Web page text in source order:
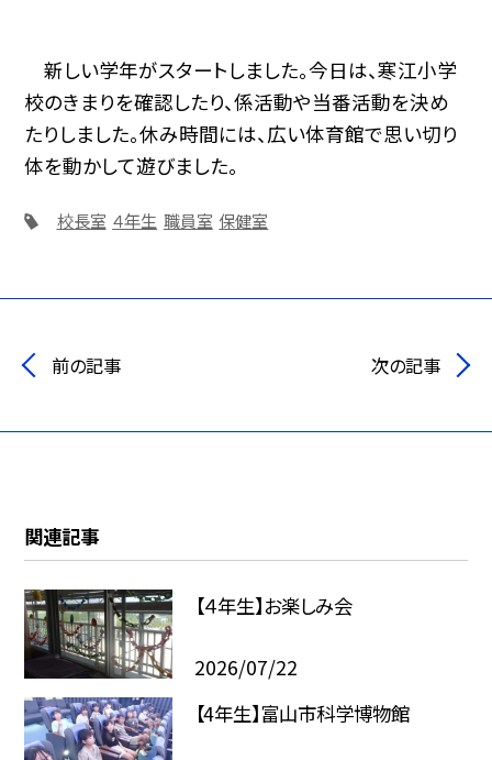
新しい学年がスタートしました。今日は、寒江小学
校のきまりを確認したり、係活動や当番活動を決め
たりしました。休み時間には、広い体育館で思い切り
体を動かして遊びました。
校長室 ４年生 職員室 保健室
前の記事 次の記事
関連記事
【４年生】お楽しみ会
2026/07/22
【4年生】富山市科学博物館